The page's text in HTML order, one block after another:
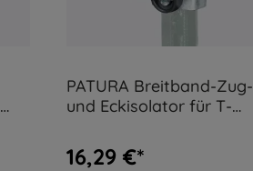
PATURA Breitband-Zug-
und Eckisolator für T-
16,29 €*